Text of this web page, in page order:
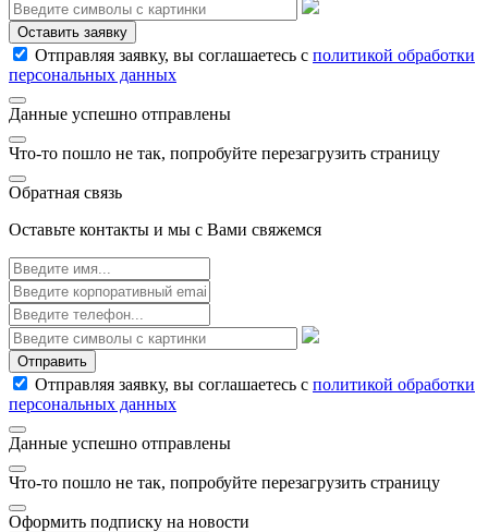
Оставить заявку
Отправляя заявку, вы соглашаетесь с политикой обработки
персональных данных
Данные успешно отправлены
Что-то пошло не так, попробуйте перезагрузить страницу
Обратная связь
Оставьте контакты и мы с Вами свяжемся
Отправить
Отправляя заявку, вы соглашаетесь с политикой обработки
персональных данных
Данные успешно отправлены
Что-то пошло не так, попробуйте перезагрузить страницу
Оформить подписку на новости